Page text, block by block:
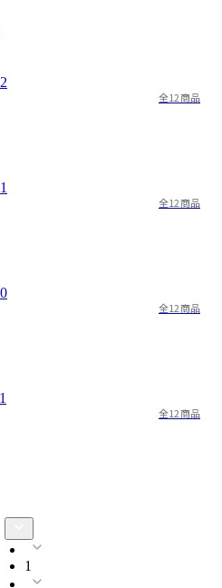
全12商品
全12商品
全12商品
全12商品
1